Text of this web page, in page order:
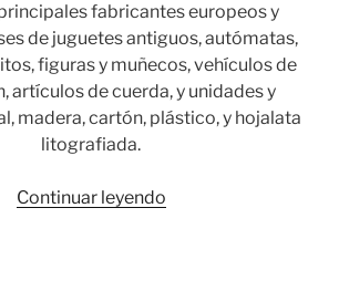
fabricantes europeos y
de juguetes antiguos, autómatas,
figuras y muñecos, vehículos de
artículos de cuerda, y unidades y
madera, cartón, plástico, y hojalata
litografiada.
Continuar leyendo«Fabricantes